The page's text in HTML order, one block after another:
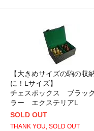
【大きめサイズの駒の収
に！Lサイズ】
チェスボックス ブラッ
ラー エクステリアL
SOLD OUT
THANK YOU, SOLD OUT